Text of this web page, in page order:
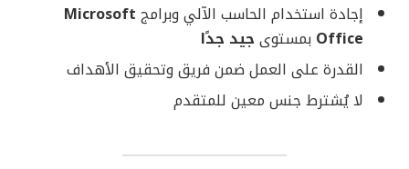
إجادة استخدام الحاسب الآلي وبرامج Microsoft
Office بمستوى جيد جدًا
القدرة على العمل ضمن فريق وتحقيق الأهداف
لا يُشترط جنس معين للمتقدم